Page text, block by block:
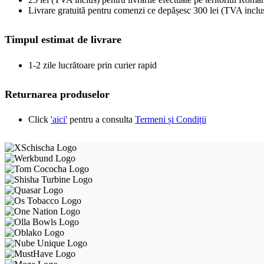
Livrare gratuită pentru comenzi ce depășesc 300 lei (TVA
Timpul estimat de livrare
1-2 zile lucrătoare prin curier rapid
Returnarea produselor
Click 'aici' pentru a consulta Termeni și Condiții